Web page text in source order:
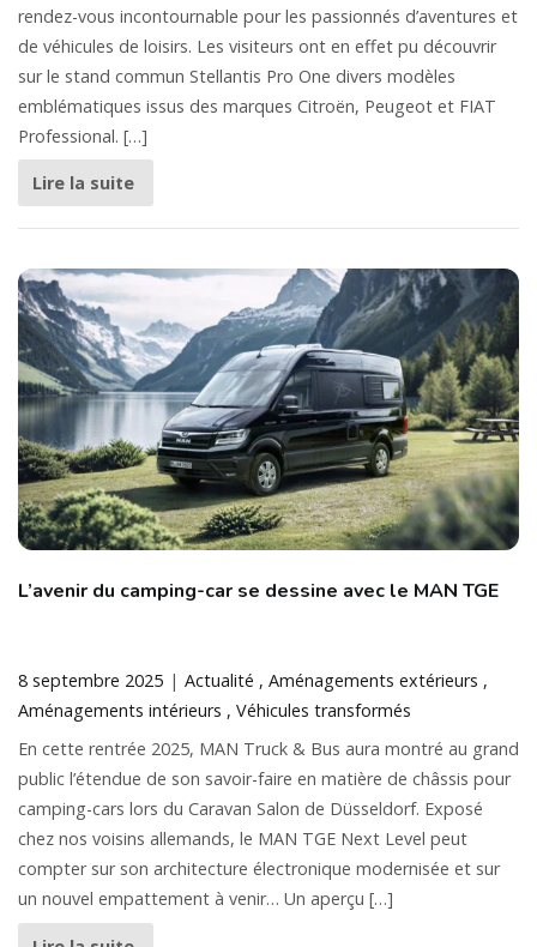
rendez-vous incontournable pour les passionnés d’aventures et
de véhicules de loisirs. Les visiteurs ont en effet pu découvrir
sur le stand commun Stellantis Pro One divers modèles
emblématiques issus des marques Citroën, Peugeot et FIAT
Professional. […]
Lire la suite
L’avenir du camping-car se dessine avec le MAN TGE
8 septembre 2025 Actualité
Aménagements extérieurs
Aménagements intérieurs
Véhicules transformés
En cette rentrée 2025, MAN Truck & Bus aura montré au grand
public l’étendue de son savoir-faire en matière de châssis pour
camping-cars lors du Caravan Salon de Düsseldorf. Exposé
chez nos voisins allemands, le MAN TGE Next Level peut
compter sur son architecture électronique modernisée et sur
un nouvel empattement à venir… Un aperçu […]